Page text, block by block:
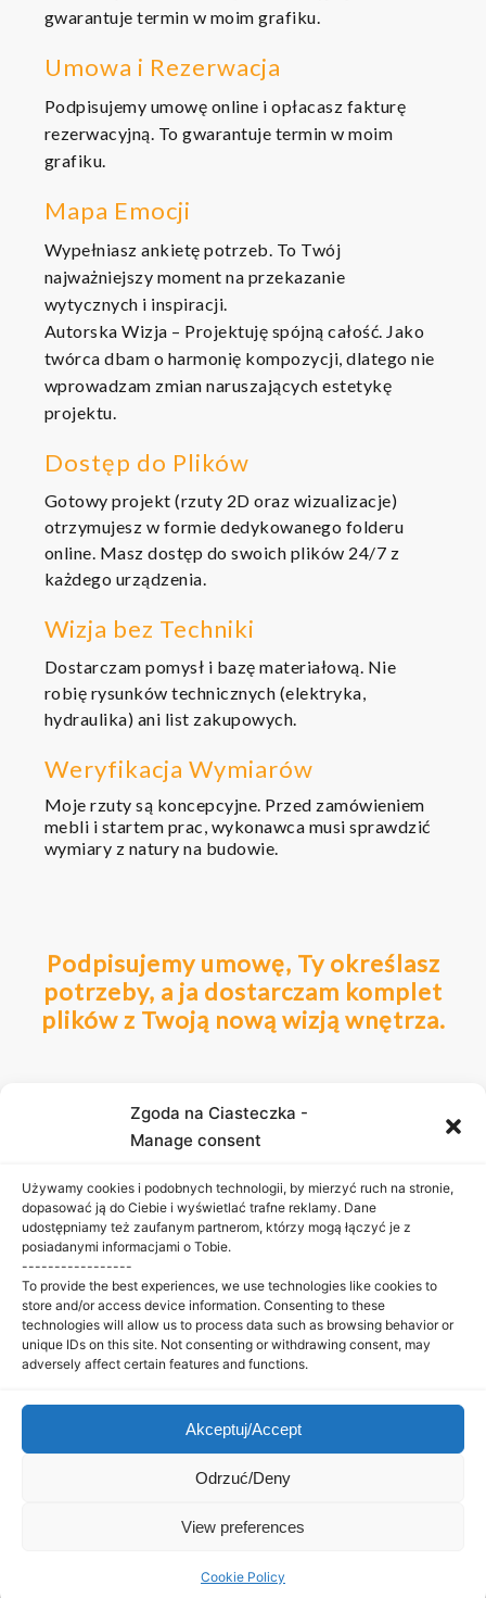
Zgoda na Ciasteczka -
Manage consent
Używamy cookies i podobnych technologii, by mierzyć ruch na stronie,
dopasować ją do Ciebie i wyświetlać trafne reklamy. Dane
udostępniamy też zaufanym partnerom, którzy mogą łączyć je z
posiadanymi informacjami o Tobie.
-----------------
To provide the best experiences, we use technologies like cookies to
store and/or access device information. Consenting to these
technologies will allow us to process data such as browsing behavior or
unique IDs on this site. Not consenting or withdrawing consent, may
adversely affect certain features and functions.
Akceptuj/Accept
Odrzuć/Deny
View preferences
Cookie Policy
gwarantuje termin w moim grafiku.
Umowa i Rezerwacja
Podpisujemy umowę online i opłacasz fakturę
rezerwacyjną. To gwarantuje termin w moim
grafiku.
Mapa Emocji
Wypełniasz ankietę potrzeb. To Twój
najważniejszy moment na przekazanie
wytycznych i inspiracji.
​Autorska Wizja – Projektuję spójną całość. Jako
twórca dbam o harmonię kompozycji, dlatego nie
wprowadzam zmian naruszających estetykę
projektu.
​Dostęp do Plików
Gotowy projekt (rzuty 2D oraz wizualizacje)
otrzymujesz w formie dedykowanego folderu
online. Masz dostęp do swoich plików 24/7 z
każdego urządzenia.
Wizja bez Techniki
Dostarczam pomysł i bazę materiałową. Nie
robię rysunków technicznych (elektryka,
hydraulika) ani list zakupowych.
Weryfikacja Wymiarów
Moje rzuty są koncepcyjne. Przed zamówieniem
mebli i startem prac, wykonawca musi sprawdzić
wymiary z natury na budowie.
Podpisujemy umowę, Ty określasz
potrzeby, a ja dostarczam komplet
plików z Twoją nową wizją wnętrza.
KREATYWNE STUDIO
Krzysia Florczak – Telefon:+48 786 341 222
Facebook
Informacje
Mapa emocji
Polityka